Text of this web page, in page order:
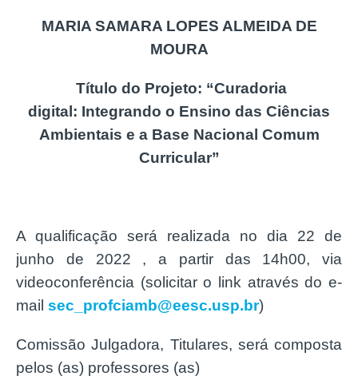
MARIA SAMARA LOPES ALMEIDA DE
MOURA
Título do Projeto: “Curadoria
digital: Integrando o Ensino das Ciências
Ambientais e a Base Nacional Comum
Curricular”
A qualificação será realizada no dia 22 de
junho de 2022 , a partir das 14h00, via
videoconferência (solicitar o link através do e-
mail sec_profciamb@eesc.usp.br)
Comissão Julgadora, Titulares, será composta
pelos (as) professores (as)